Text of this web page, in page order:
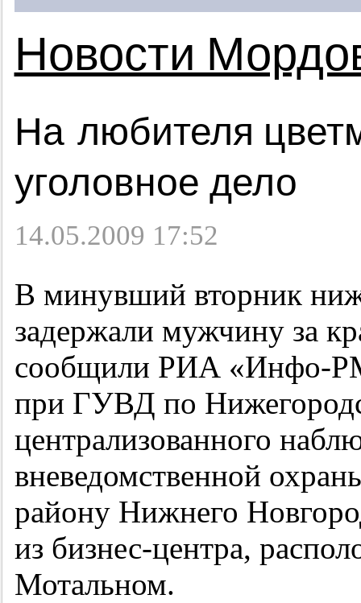
Новости
На любителя
уголовное дело
14.05.2009 17:52
В минувший вторник
задержали мужчину за
сообщили РИА «Инфо-
при ГУВД по
централизованного
вневедомственной
району Нижнего
из бизнес-центра,
Мотальном.